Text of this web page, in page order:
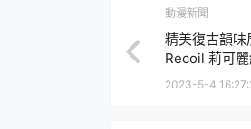
動漫新聞
精美復古韻
Recoil 莉可
2023-5-4